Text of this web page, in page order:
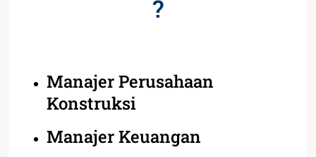
?
Manajer Perusahaan
Konstruksi
Manajer Keuangan